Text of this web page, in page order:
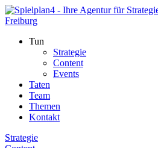
Tun
Strategie
Content
Events
Taten
Team
Themen
Kontakt
Strategie